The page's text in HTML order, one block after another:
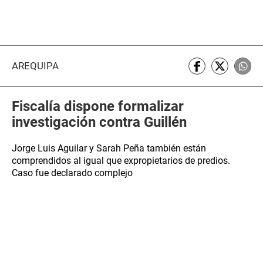
AREQUIPA
Fiscalía dispone formalizar
investigación contra Guillén
Jorge Luis Aguilar y Sarah Peña también están
comprendidos al igual que expropietarios de predios.
Caso fue declarado complejo